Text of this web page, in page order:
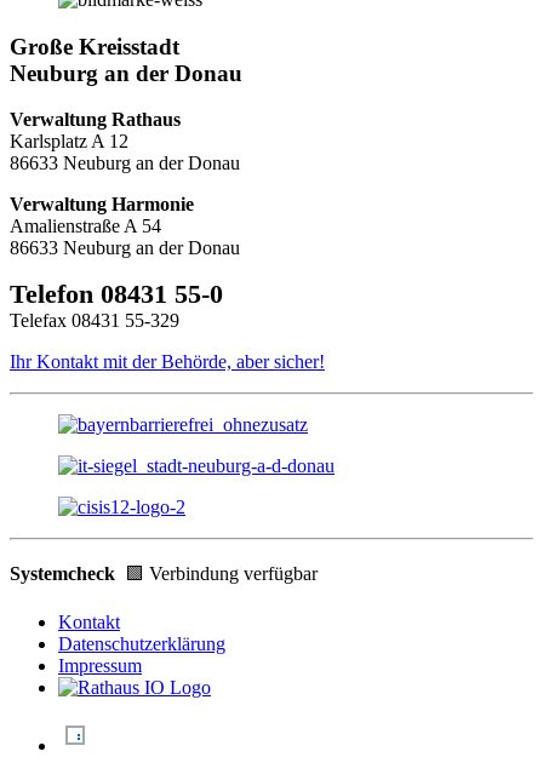
Große Kreisstadt
Neuburg an der Donau
Verwaltung Rathaus
Karlsplatz A 12
86633 Neuburg an der Donau
Verwaltung Harmonie
Amalienstraße A 54
86633 Neuburg an der Donau
Telefon 08431 55-0
Telefax 08431 55-329
Ihr Kontakt mit der Behörde, aber sicher!
Systemcheck 🟩 Verbindung verfügbar
Kontakt
Datenschutzerklärung
Impressum